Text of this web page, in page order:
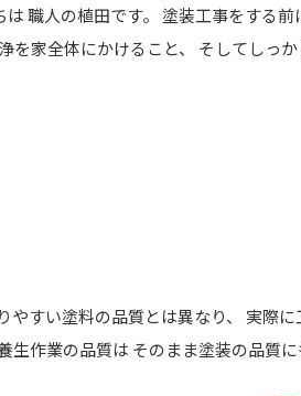
は 職人の植田です。 塗装工事をする
を家全体にかけること、 そしてしっ
やすい塗料の品質とは異なり、 実際に
生作業の品質は そのまま塗装の品質